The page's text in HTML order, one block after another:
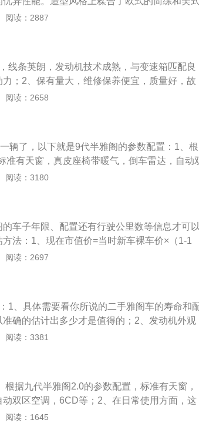
气压低于标准值，就有汽缸串气，有可能造
4、活塞、活塞环与汽缸壁间隙过大，造成机
。解决方法：发动机维修，更换活塞、活塞
满；2、第七代雅阁在中国迅速投产，取代了
轮轴i-VTEC发动机；5AT变速器；双横臂独立
；VSA车辆稳定性控制系统；i-SRS智能双安全
系统。
阅读：2887
线条英朗，发动机技术成熟，与变速箱匹配良
；2、保有量大，维修保养便宜，质量好，故
好，乘坐舒适；3、缺点是配置偏低，没有行
有缺陷，如怠速停车抖动，转向泵漏油等。
阅读：2658
辆了，以下就是9代半雅阁的参数配置：1、根
准有天窗，真皮座椅带暖气，倒车雷达，自动
方面，这些配置是足够的，但更多的提示是，
高，可以提高行车安全性。
阅读：3180
车子年限、配置还有行驶公里数等信息才可以
法：1、现在市值价=当时新车裸车价×（1-1
，即每年递减15%左右，满几年就乘以多少个
、手续齐全，购车发票、钥匙齐备（一般2
应急工具、三脚架等一应俱全，且一直在4s店
具体看个人；4、看是否有过重大事故，否则
。
阅读：2697
1、具体需要看你所说的二手雅阁车的寿命和
确的估计出多少才是值得的；2、发动机外观
别漏油漏水的痕迹。点燃发动机，观察排出气
机已经十分疲劳，白色的说明汽缸垫将报废；
器的状况，起步时把变速器挂在三挡而不是通
况熄火，说明离合器已经衰老。
阅读：3381
据九代半雅阁2.0的参数配置，标准有天窗，
双区空调，6CD等；2、在日常使用方面，这
，如果预算可行，建议选择增加一款带有氙气
阅读：1645